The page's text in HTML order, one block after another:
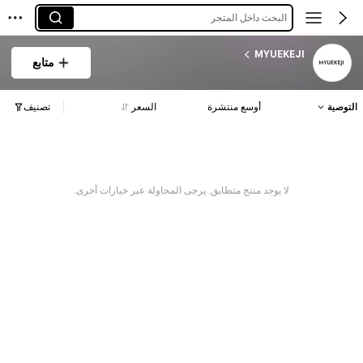
البحث داخل المتجر
MYUEKEJI
متابع
التوصية أوسع منتشرة السعر تصنيف
لا يوجد منتج متطابق. يرجى المحاولة عبر خيارات أخرى.